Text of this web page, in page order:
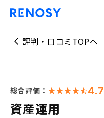
評判・口コミTOPへ
総合評価： 4.7
資産運用